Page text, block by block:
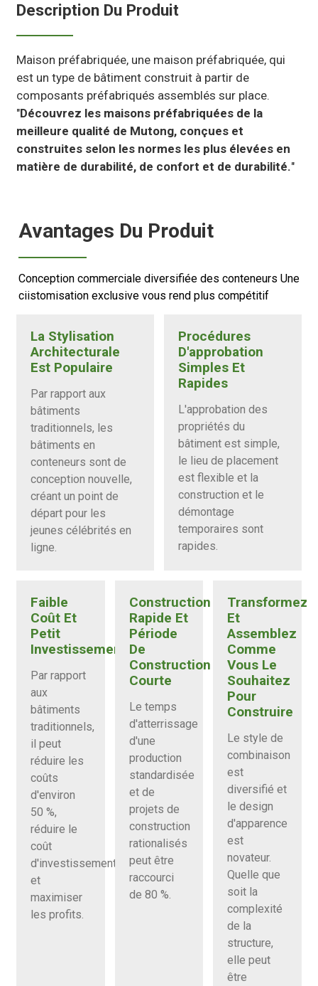
Description Du Produit
Maison préfabriquée, une maison préfabriquée, qui
est un type de bâtiment construit à partir de
composants préfabriqués assemblés sur place.
"Découvrez les maisons préfabriquées de la
meilleure qualité de Mutong, conçues et
construites selon les normes les plus élevées en
matière de durabilité, de confort et de durabilité."
Avantages Du Produit
Conception commerciale diversifiée des conteneurs Une
ciistomisation exclusive vous rend plus compétitif
La Stylisation
Architecturale
Est Populaire
Par rapport aux
bâtiments
traditionnels, les
bâtiments en
conteneurs sont de
conception nouvelle,
créant un point de
départ pour les
jeunes célébrités en
ligne.
Procédures
D'approbation
Simples Et
Rapides
L'approbation des
propriétés du
bâtiment est simple,
le lieu de placement
est flexible et la
construction et le
démontage
temporaires sont
rapides.
Faible
Coût Et
Petit
Investissement
Par rapport
aux
bâtiments
traditionnels,
il peut
réduire les
coûts
d'environ
50 %,
réduire le
coût
d'investissement
et
maximiser
les profits.
Construction
Rapide Et
Période
De
Construction
Courte
Le temps
d'atterrissage
d'une
production
standardisée
et de
projets de
construction
rationalisés
peut être
raccourci
de 80 %.
Transformez
Et
Assemblez
Comme
Vous Le
Souhaitez
Pour
Construire
Le style de
combinaison
est
diversifié et
le design
d'apparence
est
novateur.
Quelle que
soit la
complexité
de la
structure,
elle peut
être